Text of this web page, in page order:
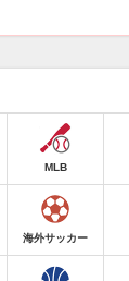
MLB
海外サッカー